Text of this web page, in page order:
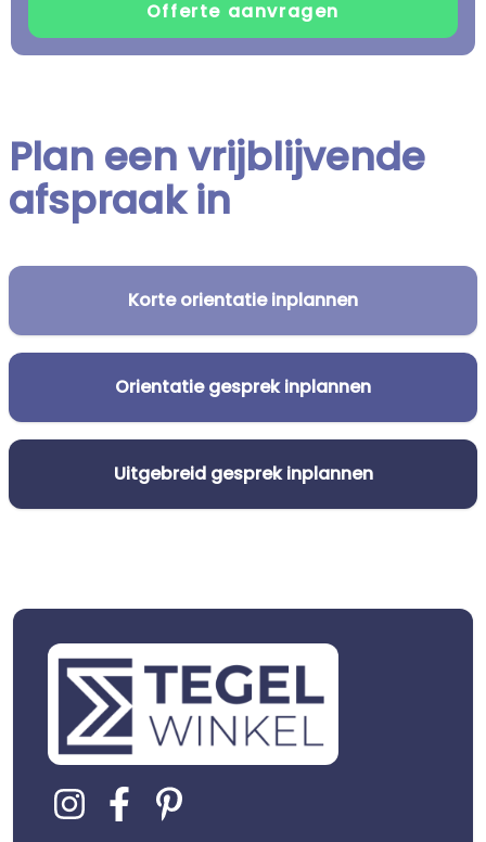
Plan een vrijblijvende
afspraak in
Korte orientatie inplannen
Orientatie gesprek inplannen
Uitgebreid gesprek inplannen